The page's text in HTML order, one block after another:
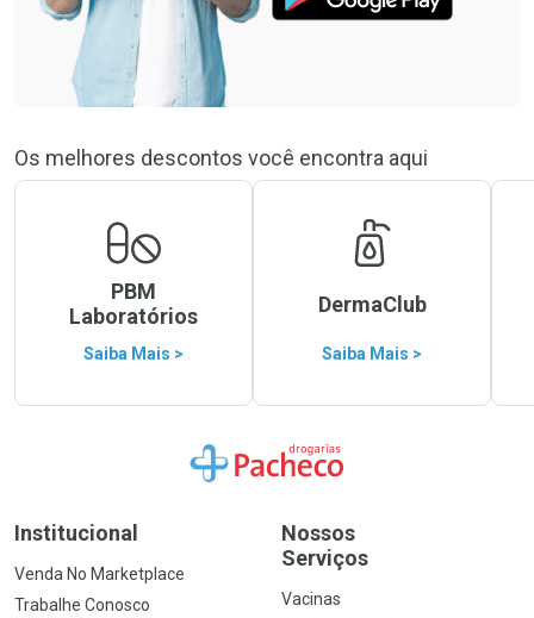
Os melhores descontos você encontra aqui
PBM
Laboratórios
Saiba Mais >
DermaClub
Saiba Mais >
Ir para a Home
Institucional
Venda No Marketplace
Trabalhe Conosco
Nossos
Serviços
Vacinas